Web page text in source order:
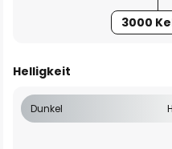
3000
Helligkeit
Dunkel